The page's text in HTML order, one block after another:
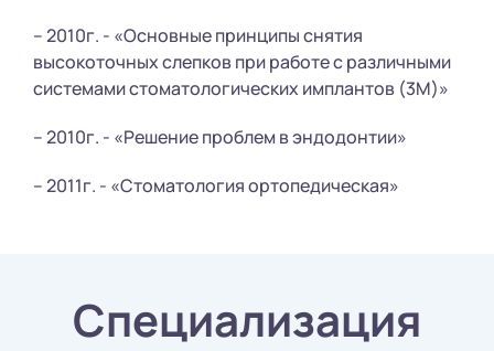
– 2010г. - «Основные принципы снятия
высокоточных слепков при работе с различными
системами стоматологических имплантов (3М)»
– 2010г. - «Решение проблем в эндодонтии»
– 2011г. - «Стоматология ортопедическая»
Специализация